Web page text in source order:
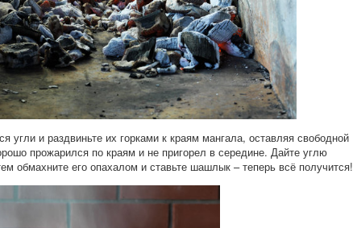
угли и раздвиньте их горками к краям мангала, оставляя свободной
прожарился по краям и не пригорел в середине. Дайте углю
обмахните его опахалом и ставьте шашлык – теперь всё получится!